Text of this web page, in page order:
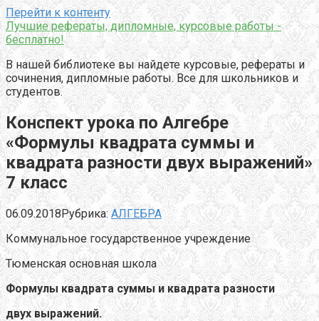
Перейти к контенту
Лучшие рефераты, дипломные, курсовые работы -
бесплатно!
В нашей библиотеке вы найдете курсовые, рефераты и
сочинения, дипломные работы. Все для школьников и
студентов.
Конспект урока по Алгебре
«Формулы квадрата суммы и
квадрата разности двух выражений»
7 класс
06.09.2018Рубрика: АЛГЕБРА
Коммунальное государственное учреждение
Тюменская основная школа
Формулы квадрата суммы и квадрата разности
двух выражений.